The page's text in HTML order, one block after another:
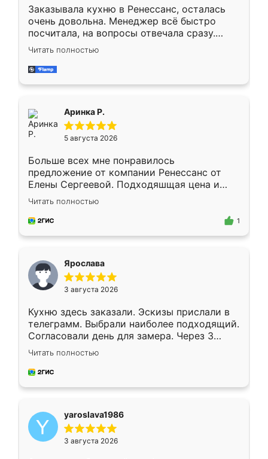
Заказывала кухню в Ренессанс, осталась
очень довольна. Менеджер всё быстро
посчитала, на вопросы отвечала сразу.
Замерщик приехал в субботу, подошёл к
делу со всей ответственностью. Собрали
за день, ребята работали аккуратно, даже
Читать полностью
Аринка Р.
5 августа 2026
Больше всех мне понравилось
предложение от компании Ренессанс от
Елены Сергеевой. Подходяшщая цена и
короткие сроки изготовления. Приехавший
для замера сотрудник Владислав
предложил по моему эскизу самый
Читать полностью
1
Ярослава
3 августа 2026
Кухню здесь заказали. Эскизы прислали в
телеграмм. Выбрали наиболее подходящий.
Согласовали день для замера. Через 3
недели кухня была уже готова. Остались
довольны работой. Спасибо Ренессанс
мебель за качественную работу!
Читать полностью
yaroslava1986
3 августа 2026